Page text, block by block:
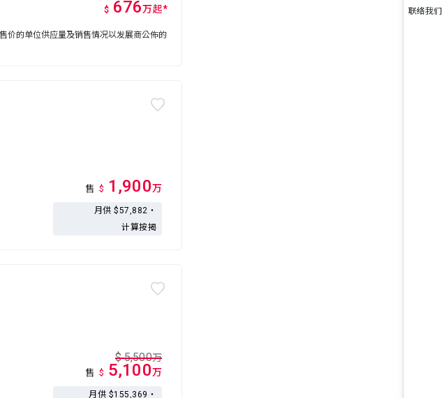
联络我们
$ 676万起*
价的单位供应量及销售情况以发展商公佈的
售 $ 1,900万
月供 $57,882・
计算按揭
$ 5,500万
售 $ 5,100万
月供 $155,369・